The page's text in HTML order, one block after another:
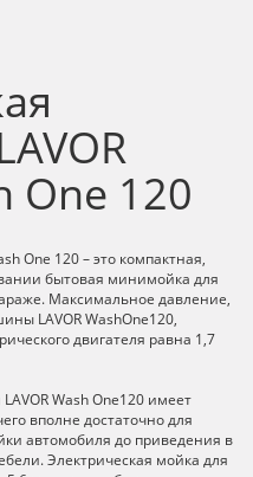
One 120
One 120 – это компактная,
бытовая минимойка для
Максимальное давление,
LAVOR WashOne120,
двигателя равна 1,7
Wash One120 имеет
вполне достаточно для
автомобиля до приведения в
Электрическая мойка для